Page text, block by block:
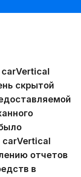
скрытой
carVertical
отчетов
в